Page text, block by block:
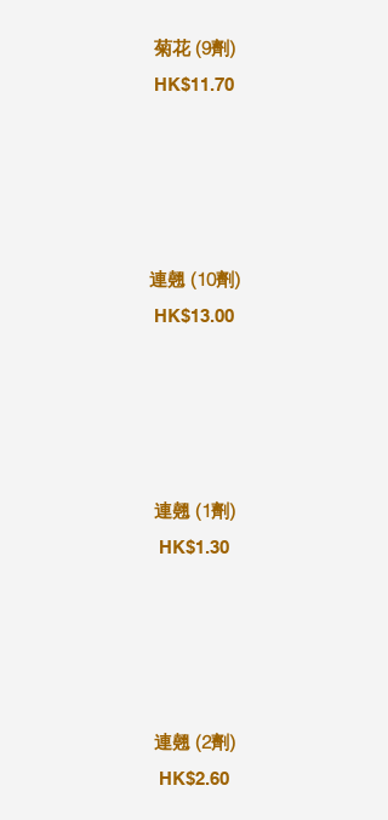
菊花 (9劑)
HK$11.70
連翹 (10劑)
HK$13.00
連翹 (1劑)
HK$1.30
連翹 (2劑)
HK$2.60